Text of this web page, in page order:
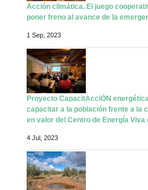
Acción climática. El juego
poner freno al avance de la
1 Sep, 2023
Proyecto CapacitAcciÓN
capacitar a la población frente a la
en valor del Centro de Energía Viva
4 Jul, 2023